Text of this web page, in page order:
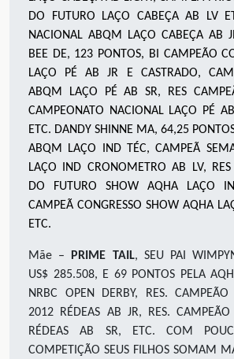
DO FUTURO LAÇO CABEÇA AB LV
NACIONAL ABQM LAÇO CABEÇA AB
BEE DE, 123 PONTOS, BI CAMPEÃO
LAÇO PÉ AB JR E CASTRADO,
ABQM LAÇO PÉ AB SR, RES
CAMPEONATO NACIONAL LAÇO PÉ
ETC. DANDY SHINNE MA, 64,25
ABQM LAÇO IND TÉC, CAMPEÃ
LAÇO IND CRONOMETRO AB LV,
DO FUTURO SHOW AQHA LAÇO
CAMPEÃ CONGRESSO SHOW AQHA
ETC.
Mãe – PRIME TAIL, SEU PAI
US$ 285.508, E 69 PONTOS PELA
NRBC OPEN DERBY, RES.
2012 RÉDEAS AB JR, RES.
RÉDEAS AB SR, ETC. COM
COMPETIÇÃO SEUS FILHOS SOMAM